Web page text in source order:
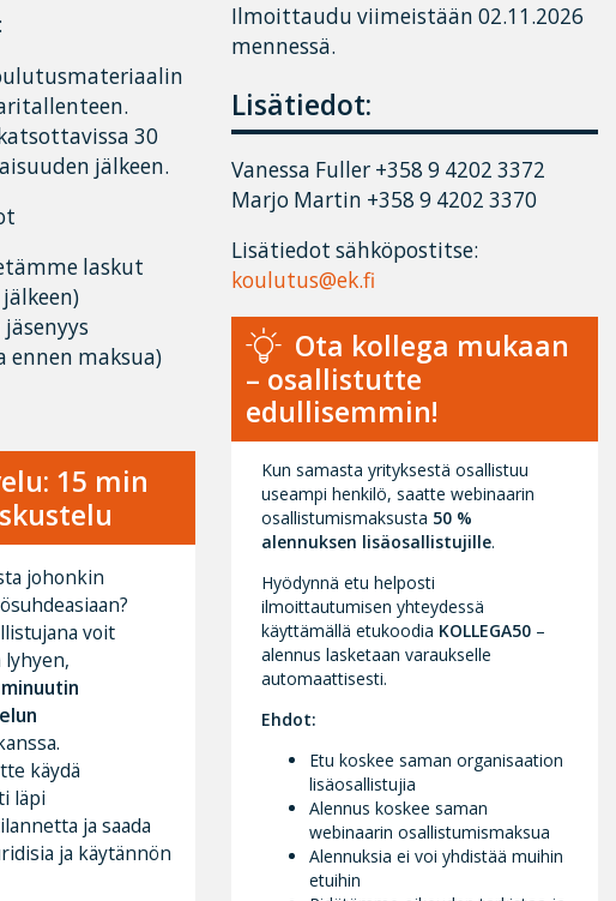
:
30
jälkeen.
laskut
maksua)
15 min
johonkin
voit
lyhyen,
käydä
läpi
ja saada
ja käytännön
Ilmoittaudu viimeistään 02.11.2026
mennessä.
Lisätiedot:
Vanessa Fuller +358 9 4202 3372
Marjo Martin +358 9 4202 3370
Lisätiedot sähköpostitse:
koulutus@ek.fi
Ota kollega mukaan
– osallistutte
edullisemmin!
Kun samasta yrityksestä osallistuu
useampi henkilö, saatte webinaarin
osallistumismaksusta 50 %
alennuksen lisäosallistujille.
Hyödynnä etu helposti
ilmoittautumisen yhteydessä
käyttämällä etukoodia KOLLEGA50–
alennus lasketaan varaukselle
automaattisesti.
Ehdot:
Etu koskee saman organisaation
lisäosallistujia
Alennus koskee saman
webinaarin osallistumismaksua
Alennuksia ei voi yhdistää muihin
etuihin